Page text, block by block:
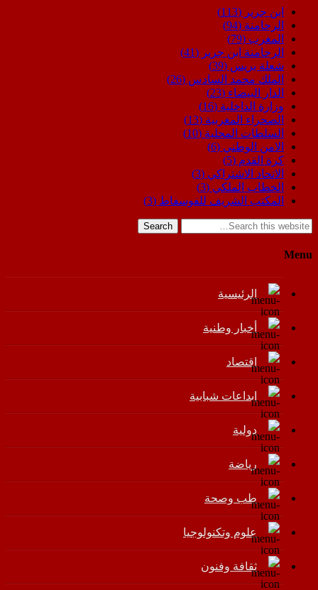
ابن جرير (113)
الرحامنة (94)
المغرب (79)
الرحامنة ابن جرير (41)
شعلة بريس (39)
الملك محمد السادس (26)
الدار البيضاء (23)
وزارة الداخلية (16)
الصحراء المغربية (13)
السلطات المحلية (10)
الامن الوطني (6)
كرة القدم (5)
الاتحاد الاشتراكي (3)
الخطاب الملكي (3)
المكتب الشريف للفوسفاط (3)
Search
Menu
الرئيسية
أخبار وطنية
اقتصاد
إبداعات شبابية
دولية
رياضة
طب وصحة
علوم وتكنولوجيا
ثقافة وفنون